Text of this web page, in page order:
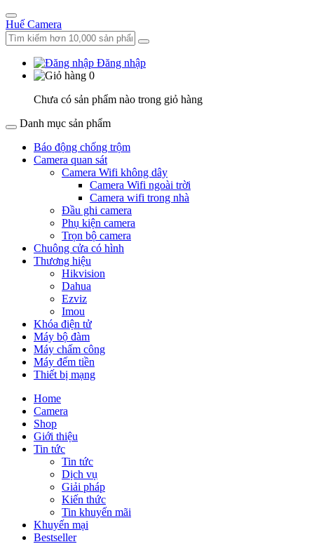
Huế Camera
Đăng nhập
0
Chưa có sản phẩm nào trong giỏ hàng
Danh mục sản phẩm
Báo động chống trộm
Camera quan sát
Camera Wifi không dây
Camera Wifi ngoài trời
Camera wifi trong nhà
Đầu ghi camera
Phụ kiện camera
Trọn bộ camera
Chuông cửa có hình
Thương hiệu
Hikvision
Dahua
Ezviz
Imou
Khóa điện tử
Máy bộ đàm
Máy chấm công
Máy đếm tiền
Thiết bị mạng
Home
Camera
Shop
Giới thiệu
Tin tức
Tin tức
Dịch vụ
Giải pháp
Kiến thức
Tin khuyến mãi
Khuyến mại
Bestseller